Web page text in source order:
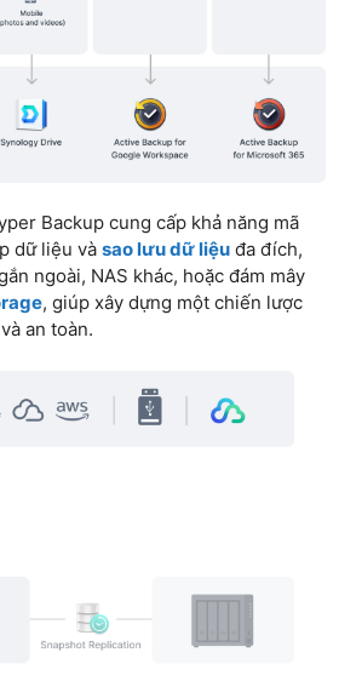
Backup cung cấp khả năng mã
dữ liệu và sao lưu dữ liệu đa đích,
ngoài, NAS khác, hoặc đám mây
, giúp xây dựng một chiến lược
an toàn.